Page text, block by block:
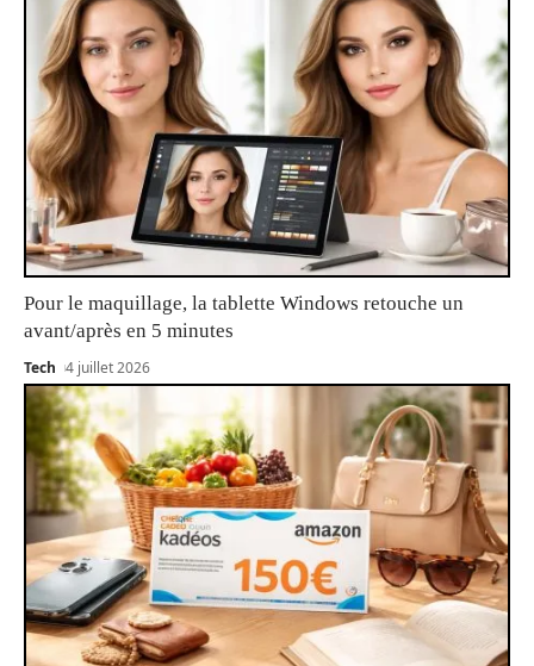
Pour le maquillage, la tablette Windows retouche un
avant/après en 5 minutes
Tech 4 juillet 2026